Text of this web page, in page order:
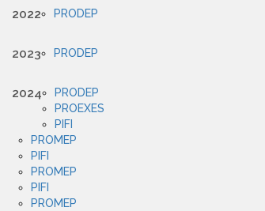
2022 PRODEP
2023 PRODEP
2024
PRODEP
PROEXES
PIFI
PROMEP
PIFI
PROMEP
PIFI
PROMEP